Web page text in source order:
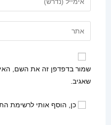
שלך
שם
משתמש
כדי
להגיב
את
כתובת
דואר
שלך
כדי
להגיב
את
כתובת
(אופציונלי)
שמור בדפדפן זה את השם,
שאגיב.
כן, הוסף אותי לרשימת